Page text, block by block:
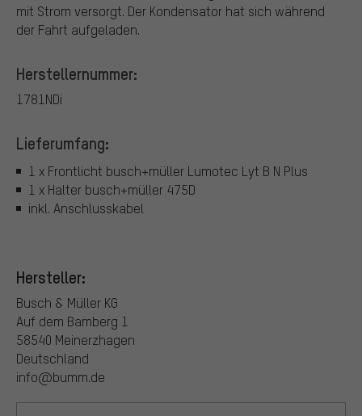
mit Strom versorgt. Der Kondensator hat sich während
der Fahrt aufgeladen.
Herstellernummer:
1781NDi
Lieferumfang:
1 x Frontlicht busch+müller Lumotec Lyt B N Plus
1 x Halter busch+müller 475D
inkl. Anschlusskabel
Hersteller:
Busch & Müller KG
Auf dem Bamberg 1
58540 Meinerzhagen
Deutschland
info@bumm.de